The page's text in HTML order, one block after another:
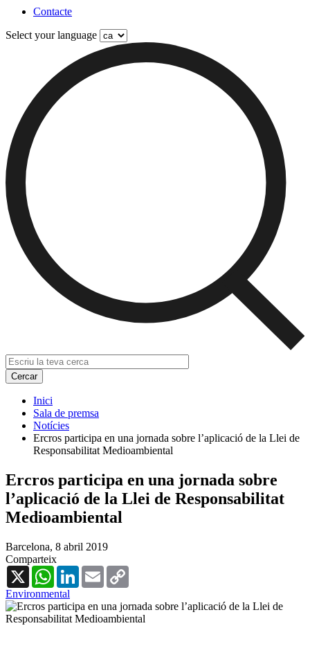
Contacte
Select your language
Inici
Sala de premsa
Notícies
Ercros participa en una jornada sobre l’aplicació de la Llei de
Responsabilitat Medioambiental
Ercros participa en una jornada sobre
l’aplicació de la Llei de Responsabilitat
Medioambiental
Barcelona, 8 abril 2019
Comparteix
X
WhatsAppLinkedInEmail
Environmental